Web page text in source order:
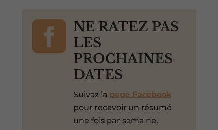

NE RATEZ PAS
LES
PROCHAINES
DATES
Suivez la page Facebook
pour recevoir un résumé
une fois par semaine.